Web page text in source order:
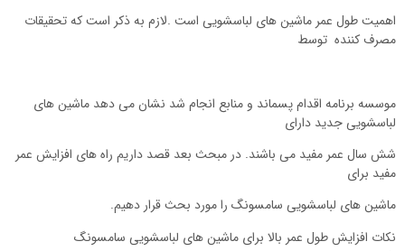
اهمیت طول عمر ماشین های لباسشویی است .لازم به ذکر است که تحقیقات
مصرف کننده توسط
موسسه برنامه اقدام پسماند و منابع انجام شد نشان می دهد ماشین های
لباسشویی جدید دارای
شش سال عمر مفید می باشند. در مبحث بعد قصد داریم راه های افزایش عمر
مفید برای
ماشین های لباسشویی سامسونگ را مورد بحث قرار دهیم.
نکات افزایش طول عمر بالا برای ماشین های لباسشویی سامسونگ